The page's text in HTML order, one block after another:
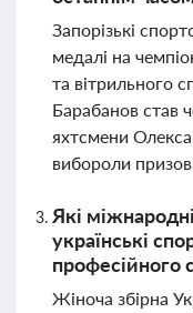
Запорізькі
медалі на
та вітрильного
Барабанов став
яхтсмени
вибороли
Які
українські
професійного
Жіноча збірна